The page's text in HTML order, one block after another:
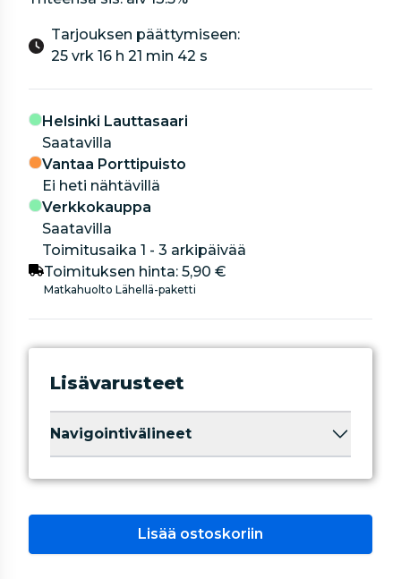
Tarjouksen päättymiseen:
25 vrk 16 h 21 min 41 s
Helsinki Lauttasaari
Saatavilla
Vantaa Porttipuisto
Ei heti nähtävillä
Verkkokauppa
Saatavilla
Toimitusaika 1 - 3 arkipäivää
Toimituksen hinta: 5,90 €
Matkahuolto Lähellä-paketti
Lisävarusteet
Navigointivälineet
Lisää ostoskoriin